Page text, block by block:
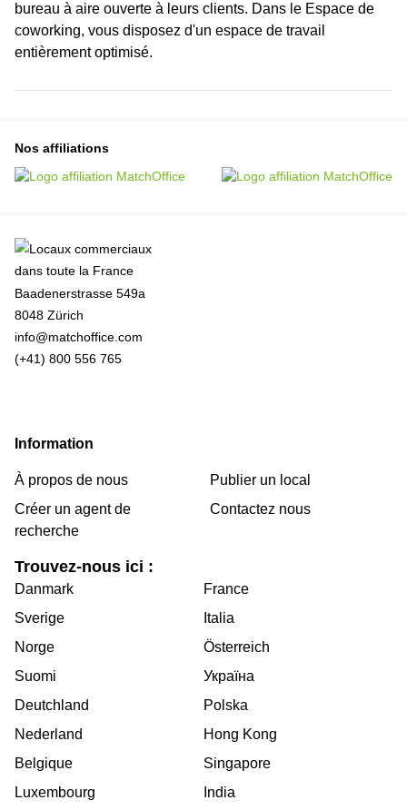
bureau à aire ouverte à leurs clients. Dans le Espace de
coworking, vous disposez d'un espace de travail
entièrement optimisé.
Nos affiliations
Baadenerstrasse 549a
8048 Zürich
info@matchoffice.com
(+41) 800 556 765
Information
À propos de nous
Créer un agent de
recherche
Publier un local
Contactez nous
Trouvez-nous ici :
Danmark
Sverige
Norge
Suomi
Deutchland
Nederland
Belgique
Luxembourg
France
Italia
Österreich
Україна
Polska
Hong Kong
Singapore
India